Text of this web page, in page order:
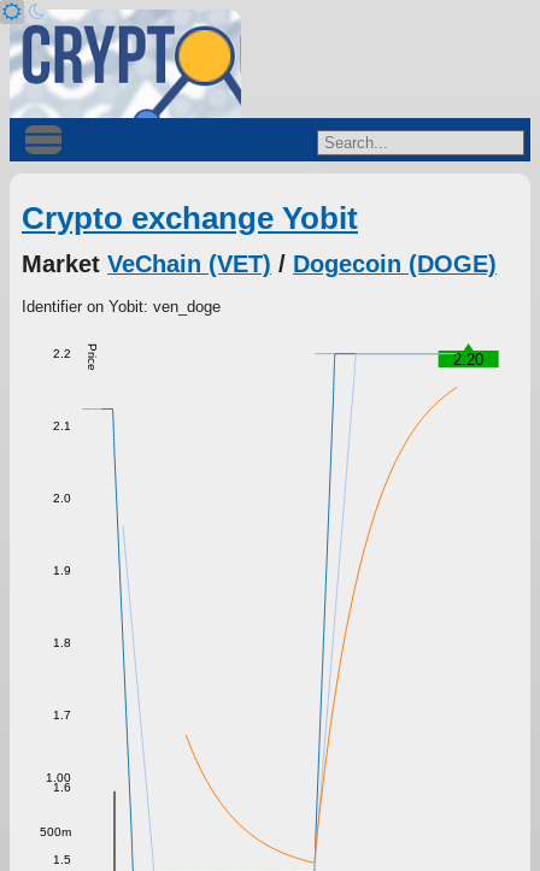
Crypto exchange Yobit
Market VeChain (VET) / Dogecoin (DOGE)
Identifier on Yobit: ven_doge
Price
1.5
1.6
1.7
1.8
1.9
2.0
2.1
2.2 2.20
500m
1.00